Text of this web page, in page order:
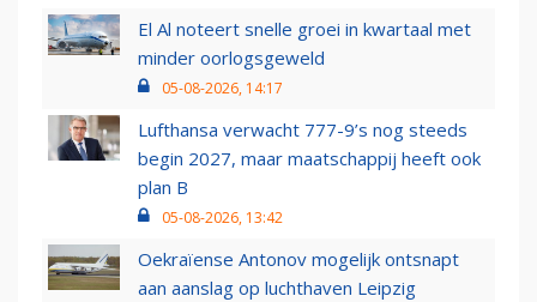
El Al noteert snelle groei in kwartaal met
minder oorlogsgeweld
05-08-2026, 14:17
Lufthansa verwacht 777-9’s nog steeds
begin 2027, maar maatschappij heeft ook
plan B
05-08-2026, 13:42
Oekraïense Antonov mogelijk ontsnapt
aan aanslag op luchthaven Leipzig